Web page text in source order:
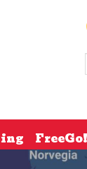
FreeGo!